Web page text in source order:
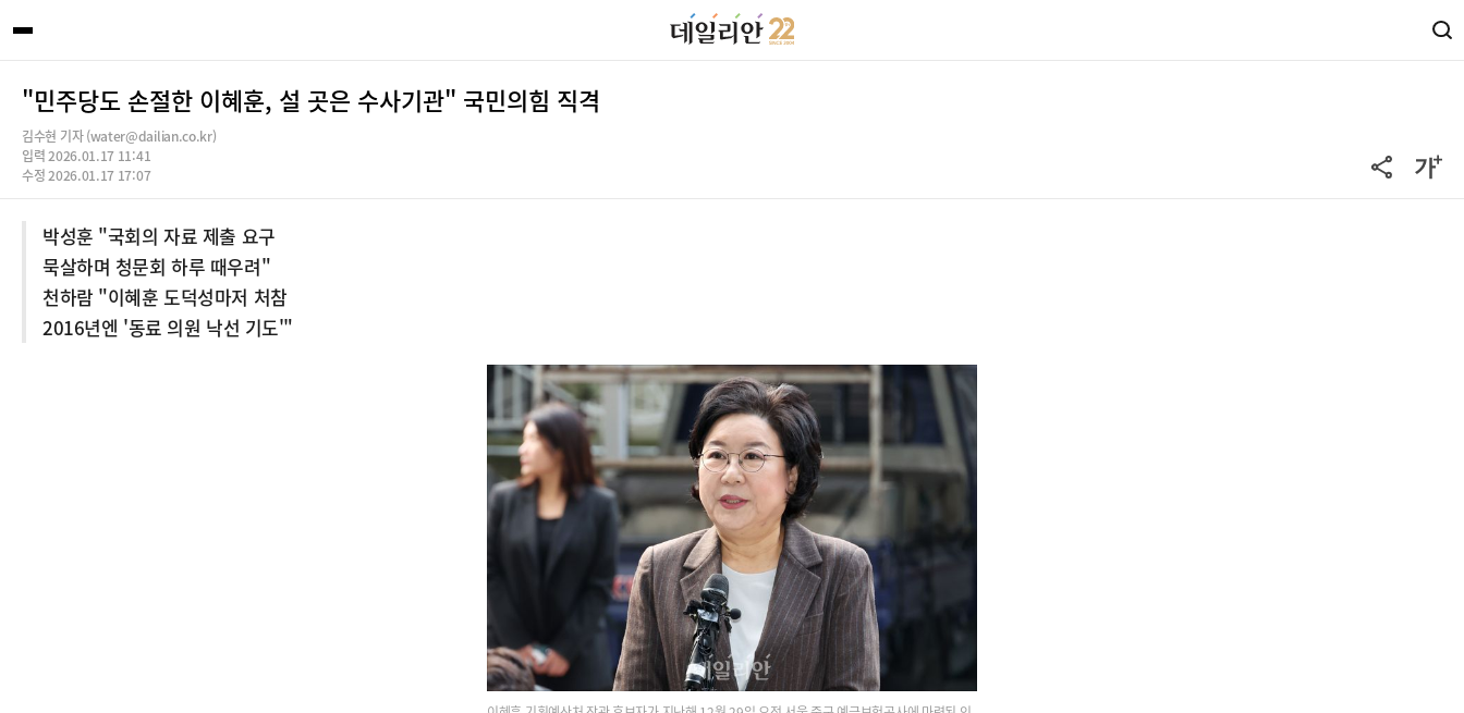
"민주당도 손절한 이혜훈, 설 곳은 수사기관" 국민의힘 직격
김수현 기자 (water@dailian.co.kr)
입력 2026.01.17 11:41
수정 2026.01.17 17:07
박성훈 "국회의 자료 제출 요구
묵살하며 청문회 하루 때우려"
천하람 "이혜훈 도덕성마저 처참
2016년엔 '동료 의원 낙선 기도'"